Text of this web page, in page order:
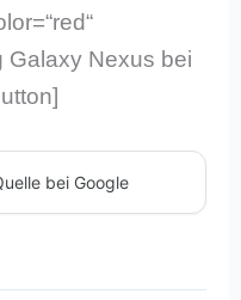
Galaxy Nexus bei
bei Google